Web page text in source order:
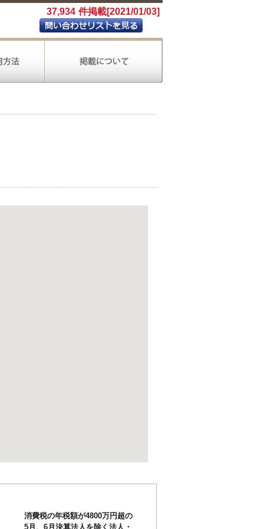
37,934 件掲載[2021/01/03]
消費税の年税額が4800万円超の
5月、6月決算法人を除く法人・